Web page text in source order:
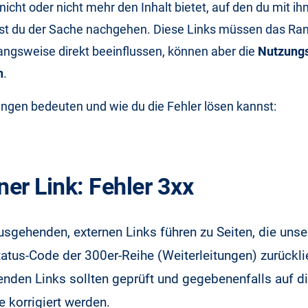
oder nicht mehr den Inhalt bietet, auf den du mit
du der Sache nachgehen. Diese Links müssen das
direkt beeinflussen, können aber die
.
bedeuten und wie du die Fehler lösen kannst:
Link: Fehler 3xx
externen Links führen zu Seiten, die
Code der 300er-Reihe (Weiterleitungen)
Links sollten geprüft und gegebenenfalls auf
korrigiert werden.